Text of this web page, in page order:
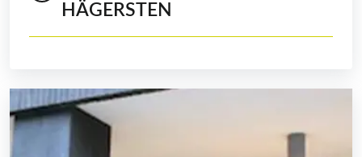
HÄGERSTEN